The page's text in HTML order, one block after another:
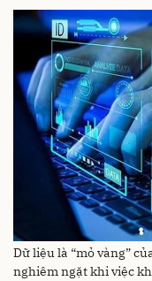
Dữ liệu là “mỏ vàng”
nghiêm ngặt khi việc